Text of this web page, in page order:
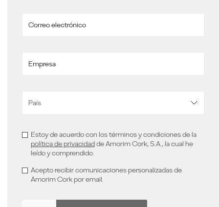
Estoy de acuerdo con los términos y condiciones de la
política de privacidadde Amorim Cork, S.A., la cual he
leído y comprendido.
Acepto recibir comunicaciones personalizadas de
Amorim Cork por email.